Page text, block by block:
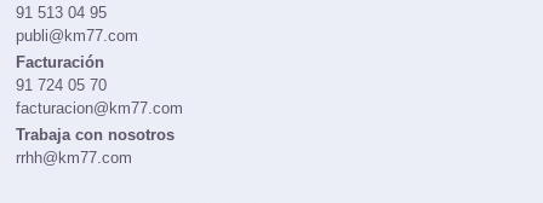
91 513 04 95
publi@km77.com
Facturación
91 724 05 70
facturacion@km77.com
Trabaja con nosotros
rrhh@km77.com